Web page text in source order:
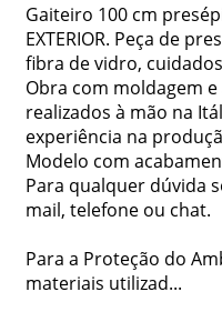
Gaiteiro 100 cm
EXTERIOR. Peça de
fibra de vidro,
Obra com moldagem
realizados à mão na
experiência na
Modelo com
Para qualquer dúvida
mail, telefone ou chat.
Para a Proteção do
materiais utilizad...